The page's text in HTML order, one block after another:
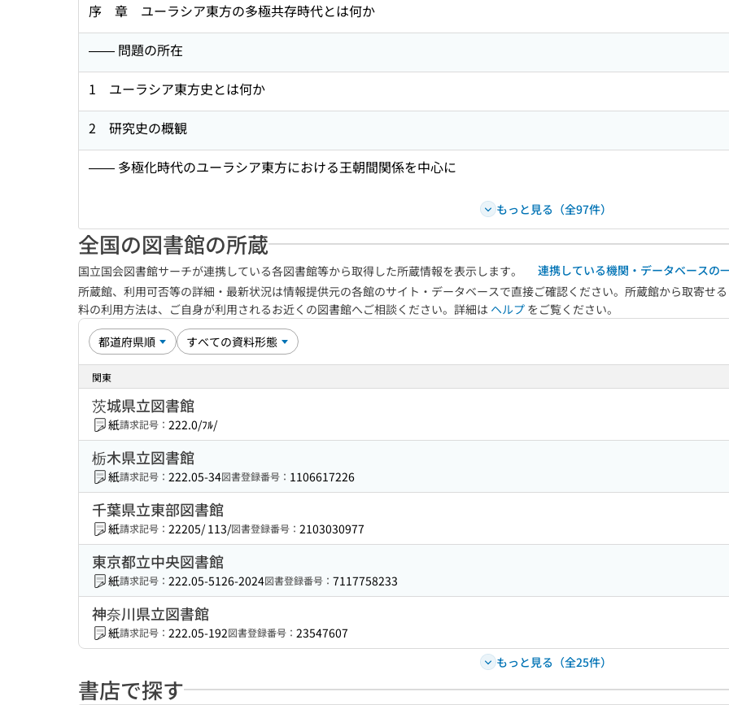
序 章 ユーラシア東方の多極共存時代とは何か
—— 問題の所在
1 ユーラシア東方史とは何か
2 研究史の概観
—— 多極化時代のユーラシア東方における王朝間関係を中心に
もっと見る（全97件）
全国の図書館の所蔵
国立国会図書館サーチが連携している各図書館等から取得した所蔵情報を表示します。
連携している機関・データベースの
所蔵館、利用可否等の詳細・最新状況は情報提供元の各館のサイト・データベースで直接ご確認ください。所蔵館から取寄せ
料の利用方法は、ご自身が利用されるお近くの図書館へご相談ください。詳細は ヘルプ をご覧ください。
関東
茨城県立図書館
紙請求記号： 222.0/ﾌﾙ/
栃木県立図書館
紙請求記号： 222.05-34図書登録番号： 1106617226
千葉県立東部図書館
紙請求記号： 22205/ 113/図書登録番号： 2103030977
東京都立中央図書館
紙請求記号： 222.05-5126-2024図書登録番号： 7117758233
神奈川県立図書館
紙請求記号： 222.05-192図書登録番号： 23547607
もっと見る（全25件）
書店で探す